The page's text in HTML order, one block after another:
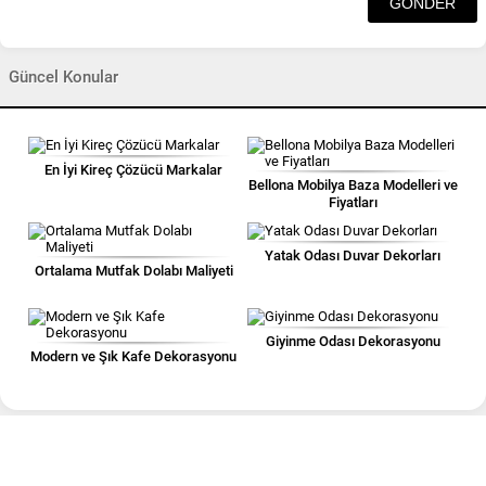
Güncel Konular
En İyi Kireç Çözücü Markalar
Bellona Mobilya Baza Modelleri ve
Fiyatları
Ortalama Mutfak Dolabı Maliyeti
Yatak Odası Duvar Dekorları
Modern ve Şık Kafe Dekorasyonu
Giyinme Odası Dekorasyonu